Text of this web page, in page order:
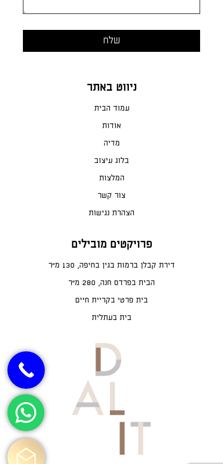
ניווט באתר
עמוד הבית
אודות
מדיה
בלוג עיצוב
המלצות
צור קשר
הצהרת נגישות
פרויקטים מובילים
דירת קבלן ברמות בגין בחיפה, 130 מ"ר
הבית בפרדס חנה, 280 מ״ר
בית פרטי בקריית חיים
בית בעתלית